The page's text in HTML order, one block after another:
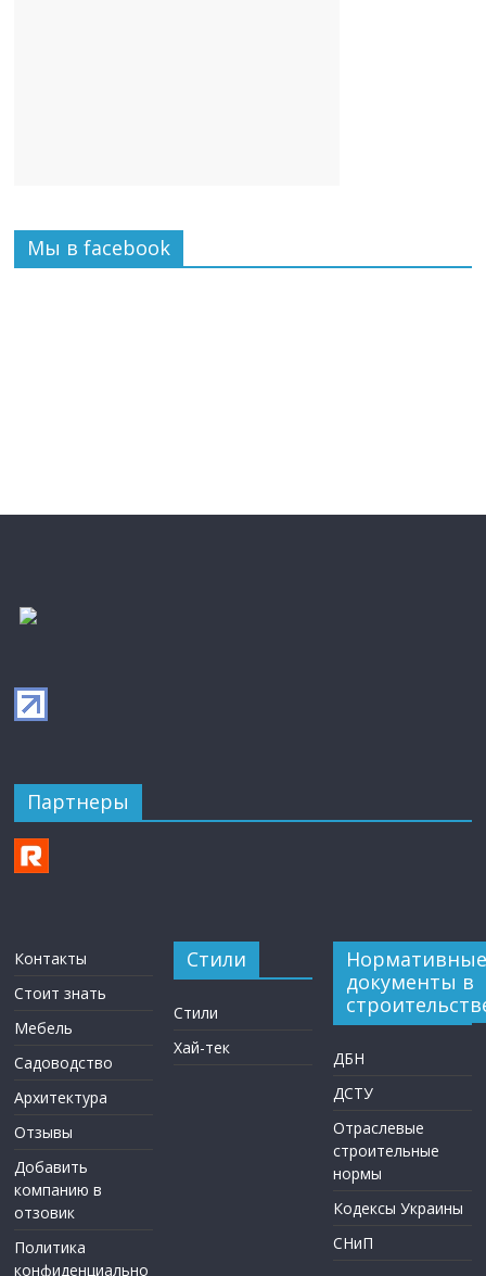
Мы в facebook
Партнеры
Контакты
Стоит знать
Мебель
Садоводство
Архитектура
Отзывы
Добавить
компанию в
отзовик
Политика
конфиденциально
Стили
Стили
Хай-тек
Нормативные
документы в
ДБН
ДСТУ
Отраслевые
строительные
нормы
Кодексы Украины
СНиП